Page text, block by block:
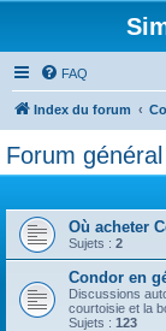
FAQ
Index du forum
Forum général
Où acheter
Sujets : 2
Condor en
Discussions
courtoisie et la
Sujets : 123